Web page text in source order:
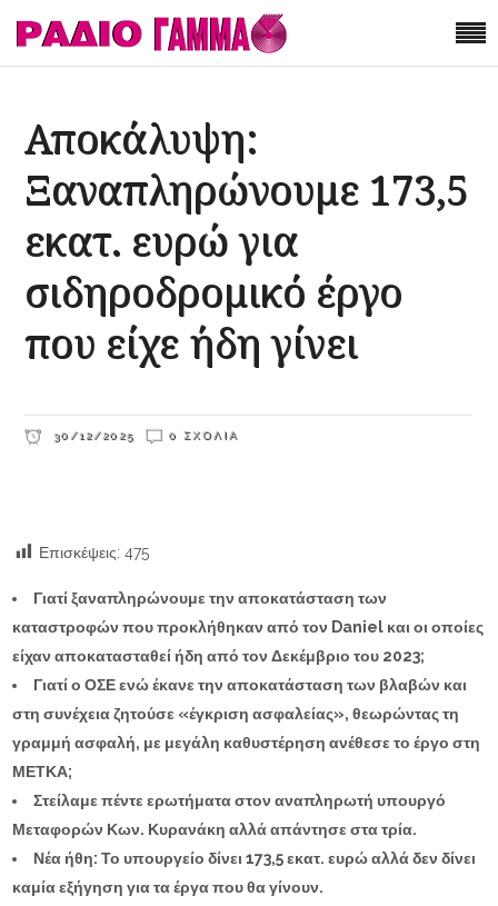
Αποκάλυψη:
Ξαναπληρώνουμε 173,5
εκατ. ευρώ για
σιδηροδρομικό έργο
που είχε ήδη γίνει
30/12/2025 0 ΣΧΌΛΙΑ
Επισκέψεις: 475
Γιατί ξαναπληρώνουμε την αποκατάσταση των
καταστροφών που προκλήθηκαν από τον Daniel και οι οποίες
είχαν αποκατασταθεί ήδη από τον Δεκέμβριο του 2023;
Γιατί ο ΟΣΕ ενώ έκανε την αποκατάσταση των βλαβών και
στη συνέχεια ζητούσε «έγκριση ασφαλείας», θεωρώντας τη
γραμμή ασφαλή, με μεγάλη καθυστέρηση ανέθεσε το έργο στη
ΜΕΤΚΑ;
Στείλαμε πέντε ερωτήματα στον αναπληρωτή υπουργό
Μεταφορών Κων. Κυρανάκη αλλά απάντησε στα τρία.
Νέα ήθη: Το υπουργείο δίνει 173,5 εκατ. ευρώ αλλά δεν δίνει
καμία εξήγηση για τα έργα που θα γίνουν.